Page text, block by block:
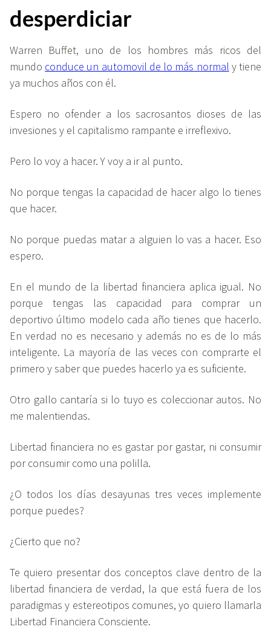
desperdiciar
Warren Buffet, uno de los hombres más ricos del
mundo conduce un automovil de lo más normal y tiene
ya muchos años con él.
Espero no ofender a los sacrosantos dioses de las
invesiones y el capitalismo rampante e irreflexivo.
Pero lo voy a hacer. Y voy a ir al punto.
No porque tengas la capacidad de hacer algo lo tienes
que hacer.
No porque puedas matar a alguien lo vas a hacer. Eso
espero.
En el mundo de la libertad financiera aplica igual. No
porque tengas las capacidad para comprar un
deportivo último modelo cada año tienes que hacerlo.
En verdad no es necesario y además no es de lo más
inteligente. La mayoría de las veces con comprarte el
primero y saber que puedes hacerlo ya es suficiente.
Otro gallo cantaría si lo tuyo es coleccionar autos. No
me malentiendas.
Libertad financiera no es gastar por gastar, ni consumir
por consumir como una polilla.
¿O todos los días desayunas tres veces implemente
porque puedes?
¿Cierto que no?
Te quiero presentar dos conceptos clave dentro de la
libertad financiera de verdad, la que está fuera de los
paradigmas y estereotipos comunes, yo quiero llamarla
Libertad Financiera Consciente.